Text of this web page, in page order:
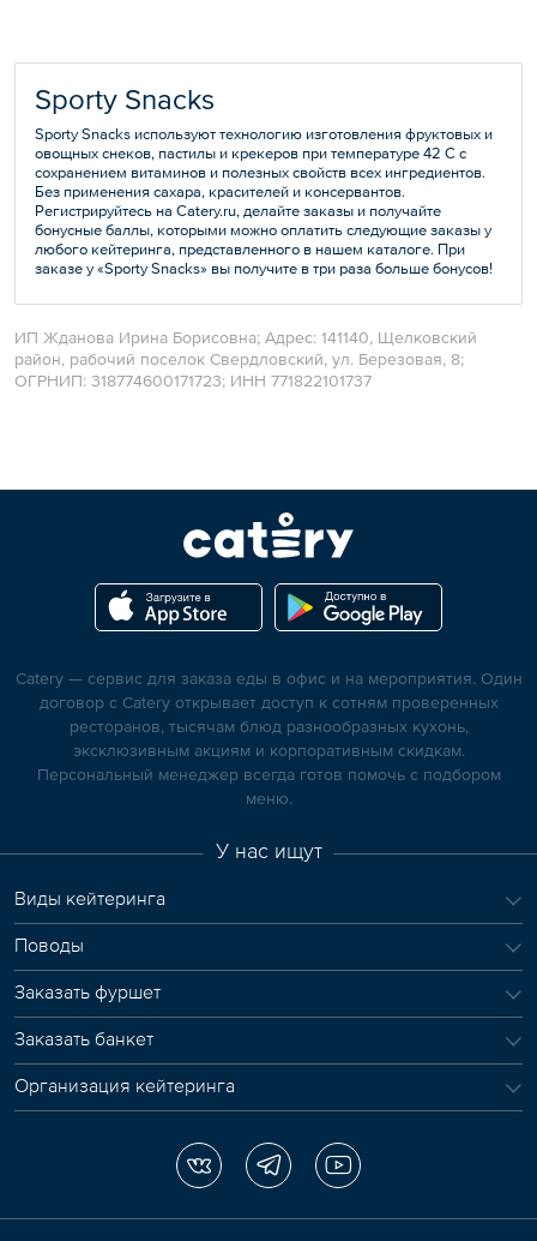
Sporty Snacks
Sporty Snacks используют технологию изготовления фруктовых и
овощных снеков, пастилы и крекеров при температуре 42 С с
сохранением витаминов и полезных свойств всех ингредиентов.
Без применения сахара, красителей и консервантов.
Регистрируйтесь на Catery.ru, делайте заказы и получайте
бонусные баллы, которыми можно оплатить следующие заказы у
любого кейтеринга, представленного в нашем каталоге. При
заказе у «Sporty Snacks» вы получите в три раза больше бонусов!
ИП Жданова Ирина Борисовна; Адрес: 141140, Щелковский
район, рабочий поселок Свердловский, ул. Березовая, 8;
ОГРНИП: 318774600171723; ИНН 771822101737
Catery — сервис для заказа еды в офис и на мероприятия. Один
договор с Catery открывает доступ к сотням проверенных
ресторанов, тысячам блюд разнообразных кухонь,
эксклюзивным акциям и корпоративным скидкам.
Персональный менеджер всегда готов помочь с подбором
меню.
У нас ищут
Виды кейтеринга
Поводы
Заказать фуршет
Заказать банкет
Организация кейтеринга